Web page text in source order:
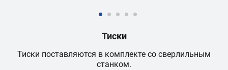
Тиски
Тиски поставляются в комплекте со сверлильным
станком.